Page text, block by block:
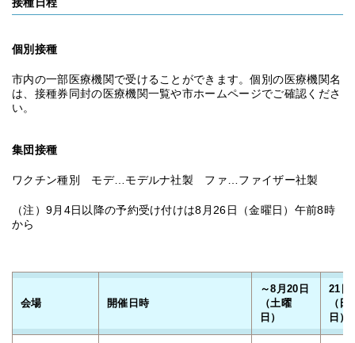
個別接種
市内の一部医療機関で受けることができます。個別の医療機関名
は、接種券同封の医療機関一覧や市ホームページでご確認くださ
い。
集団接種
ワクチン種別 モデ…モデルナ社製 ファ…ファイザー社製
（注）9月4日以降の予約受け付けは8月26日（金曜日）午前8時
から
会場 開催日時
～8月20日
（土曜
日）
21日
（日
日）